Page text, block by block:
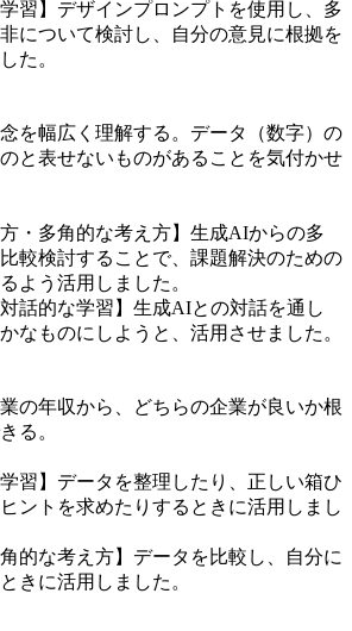
習】デザインプロンプトを使用し、多
について検討し、自分の意見に根拠を
た。
を幅広く理解する。データ（数字）の
と表せないものがあることを気付かせ
・多角的な考え方】生成AIからの多
較検討することで、課題解決のための
よう活用しました。
話的な学習】生成AIとの対話を通し
なものにしようと、活用させました。
の年収から、どちらの企業が良いか根
る。
習】データを整理したり、正しい箱ひ
ントを求めたりするときに活用しまし
的な考え方】データを比較し、自分に
きに活用しました。